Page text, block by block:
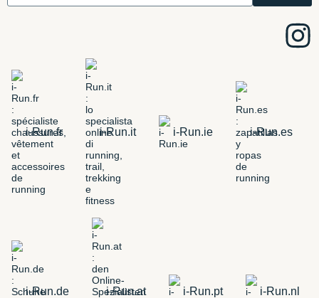
i-Run.fr i-Run.it i-Run.ie i-Run.es
i-Run.de i-Run.at i-Run.pt i-Run.nl